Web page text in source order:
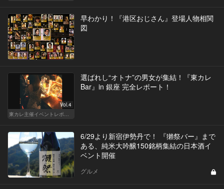
早わかり！『港区おじさん』登場人物相関
図
Vol.4
選ばれし“オトナ”の男女が集結！『東カレ
Bar』in 銀座 完全レポート！
6/29より新宿伊勢丹で！ 『獺祭バー』まで
ある、純米大吟醸150銘柄集結の日本酒イ
ベント開催
グルメ